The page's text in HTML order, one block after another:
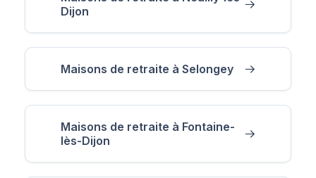
Dijon
Maisons de retraite à Selongey
Maisons de retraite à Fontaine-
lès-Dijon